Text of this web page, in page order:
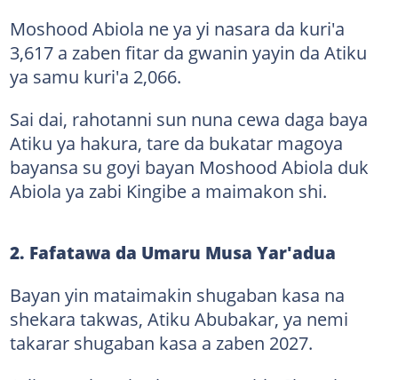
Moshood Abiola ne ya yi nasara da kuri'a
3,617 a zaben fitar da gwanin yayin da Atiku
ya samu kuri'a 2,066.
Sai dai, rahotanni sun nuna cewa daga baya
Atiku ya hakura, tare da bukatar magoya
bayansa su goyi bayan Moshood Abiola duk
Abiola ya zabi Kingibe a maimakon shi.
2. Fafatawa da Umaru Musa Yar'adua
Bayan yin mataimakin shugaban kasa na
shekara takwas, Atiku Abubakar, ya nemi
takarar shugaban kasa a zaben 2027.